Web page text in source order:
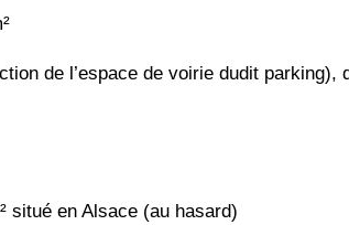
de l’espace de voirie dudit
situé en Alsace (au hasard)